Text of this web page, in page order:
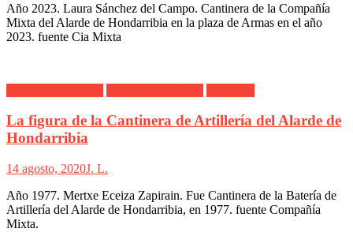
Año 2023. Laura Sánchez del Campo. Cantinera de la Compañía
Mixta del Alarde de Hondarribia en la plaza de Armas en el año
2023. fuente Cia Mixta
La figura de la Cantinera de Artillería del Alarde de
Hondarribia
14 agosto, 2020J. L.
Año 1977. Mertxe Eceiza Zapirain. Fue Cantinera de la Batería de
Artillería del Alarde de Hondarribia, en 1977. fuente Compañía
Mixta.